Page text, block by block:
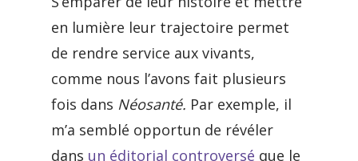
en lumière leur trajectoire permet
de rendre service aux vivants,
comme nous l’avons fait plusieurs
fois dans Néosanté. Par exemple, il
m’a semblé opportun de révéler
dans un éditorial controversé que le